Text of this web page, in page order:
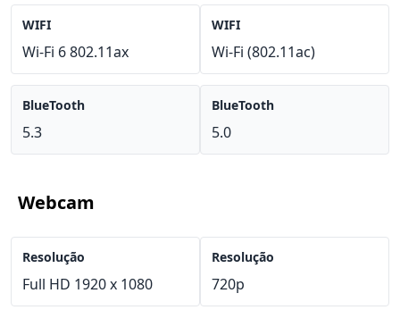
WIFI
Wi-Fi 6 802.11ax
BlueTooth
5.3
WIFI
Wi-Fi (802.11ac)
BlueTooth
5.0
Webcam
Resolução
Full HD 1920 x 1080
Resolução
720p